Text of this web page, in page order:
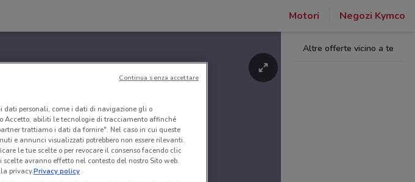
Motori Negozi Kymco
Altre offerte vicino a te
dati personali, come i dati di navigazione gli o
Accetto, abiliti le tecnologie di tracciamento affinché
trattiamo i dati da fornire". Nel caso in cui queste
e annunci visualizzati potrebbero non essere rilevanti.
le tue scelte o per revocare il consenso facendo clic
avranno effetto nel contesto del nostro Sito web.
privacy.Privacy policy
Continua senza accettare